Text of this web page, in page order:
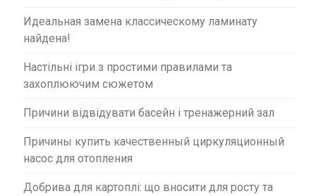
Идеальная замена классическому ламинату
найдена!
Настільні ігри з простими правилами та
захоплюючим сюжетом
Причини відвідувати басейн і тренажерний зал
Причины купить качественный циркуляционный
насос для отопления
Добрива для картоплі: що вносити для росту та